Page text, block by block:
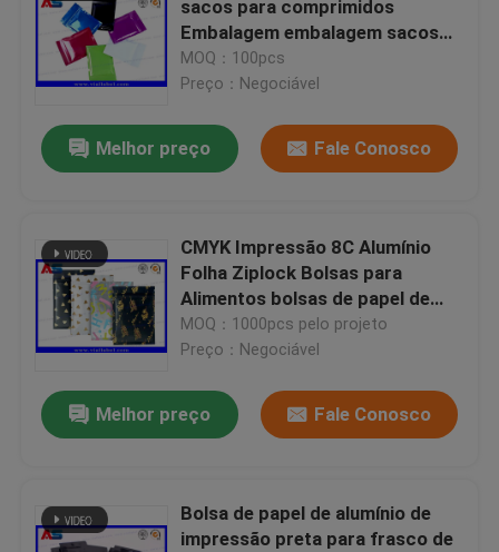
sacos para comprimidos
Embalagem embalagem sacos
de folha
MOQ：100pcs
Preço：Negociável
Melhor preço Fale Conosco
CMYK Impressão 8C Alumínio
Folha Ziplock Bolsas para
Alimentos bolsas de papel de
folha de alumínio
MOQ：1000pcs pelo projeto
Preço：Negociável
Melhor preço Fale Conosco
Bolsa de papel de alumínio de
impressão preta para frasco de